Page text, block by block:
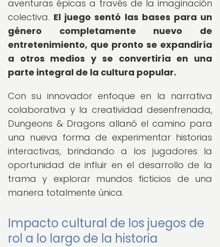
aventuras épicas a través de la imaginación
colectiva. El juego sentó las bases para un
género completamente nuevo de
entretenimiento, que pronto se expandiría
a otros medios y se convertiría en una
parte integral de la cultura popular.
Con su innovador enfoque en la narrativa
colaborativa y la creatividad desenfrenada,
Dungeons & Dragons allanó el camino para
una nueva forma de experimentar historias
interactivas, brindando a los jugadores la
oportunidad de influir en el desarrollo de la
trama y explorar mundos ficticios de una
manera totalmente única.
Impacto cultural de los juegos de
rol a lo largo de la historia